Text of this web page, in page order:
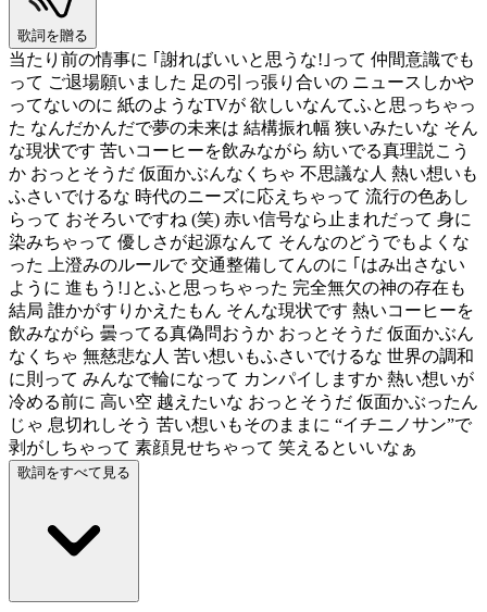
歌詞を贈る
当たり前の情事に ｢謝ればいいと思うな!｣って 仲間意識でも
って ご退場願いました 足の引っ張り合いの ニュースしかや
ってないのに 紙のようなTVが 欲しいなんてふと思っちゃっ
た なんだかんだで夢の未来は 結構振れ幅 狭いみたいな そん
な現状です 苦いコーヒーを飲みながら 紡いでる真理説こう
か おっとそうだ 仮面かぶんなくちゃ 不思議な人 熱い想いも
ふさいでけるな 時代のニーズに応えちゃって 流行の色あし
らって おそろいですね (笑) 赤い信号なら止まれだって 身に
染みちゃって 優しさが起源なんて そんなのどうでもよくな
った 上澄みのルールで 交通整備してんのに ｢はみ出さない
ように 進もう!｣とふと思っちゃった 完全無欠の神の存在も
結局 誰かがすりかえたもん そんな現状です 熱いコーヒーを
飲みながら 曇ってる真偽問おうか おっとそうだ 仮面かぶん
なくちゃ 無慈悲な人 苦い想いもふさいでけるな 世界の調和
に則って みんなで輪になって カンパイしますか 熱い想いが
冷める前に 高い空 越えたいな おっとそうだ 仮面かぶったん
じゃ 息切れしそう 苦い想いもそのままに “イチニノサン”で
剥がしちゃって 素顔見せちゃって 笑えるといいなぁ
歌詞をすべて見る